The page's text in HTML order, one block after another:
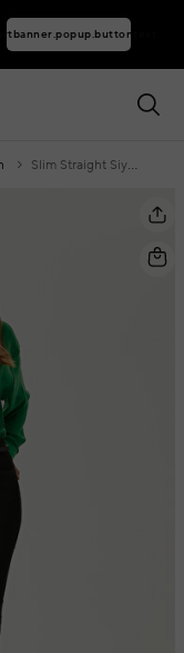
Slim Straight Siyah Jean Pantolon